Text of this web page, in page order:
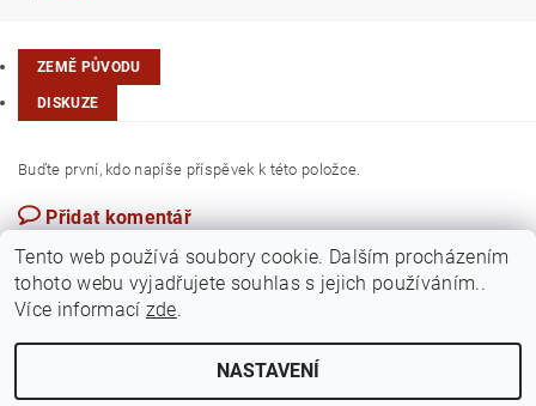
ZEMĚ PŮVODU
DISKUZE
Buďte první, kdo napíše příspěvek k této položce.
Přidat komentář
Tento web používá soubory cookie. Dalším procházením
tohoto webu vyjadřujete souhlas s jejich používáním..
Více informací zde.
NASTAVENÍ